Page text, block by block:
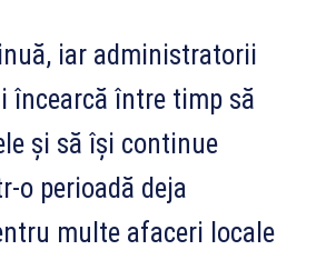
iar administratorii
încearcă între timp să
și să își continue
o perioadă deja
multe afaceri locale